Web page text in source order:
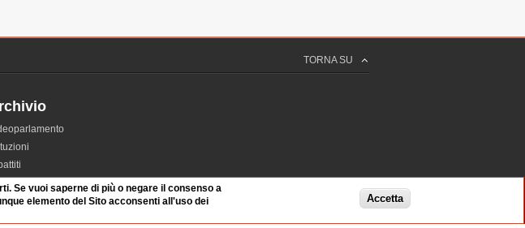
TORNA SU
Se vuoi saperne di più o negare il consenso a
elemento del Sito acconsenti all'uso dei
Accetta